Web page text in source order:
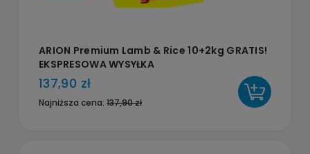
ARION Premium Lamb & Rice 10+2kg GRATIS!
EKSPRESOWA WYSYŁKA
137,90 zł
Najniższa cena: 137,90 zł